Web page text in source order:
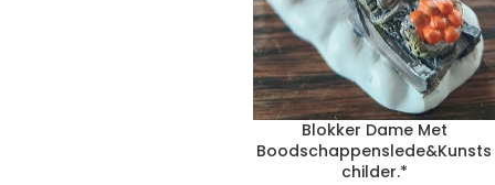
Blokker Dame Met
Boodschappenslede&Kunsts
childer.*